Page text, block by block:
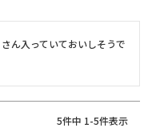
ん入っていておいしそうで
5件中 1-5件表示